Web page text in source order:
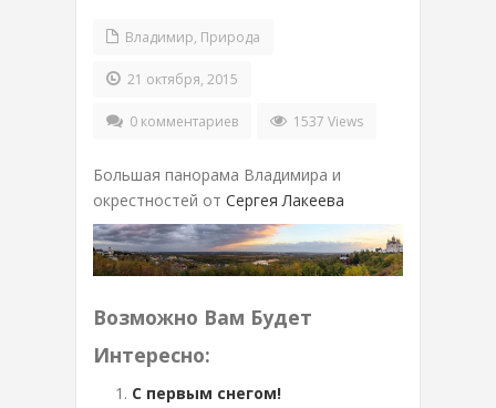
Владимир, Природа
21 октября, 2015
0 комментариев 1537 Views
Большая панорама Владимира и
окрестностей от Сергея Лакеева
Возможно Вам Будет
Интересно:
С первым снегом!